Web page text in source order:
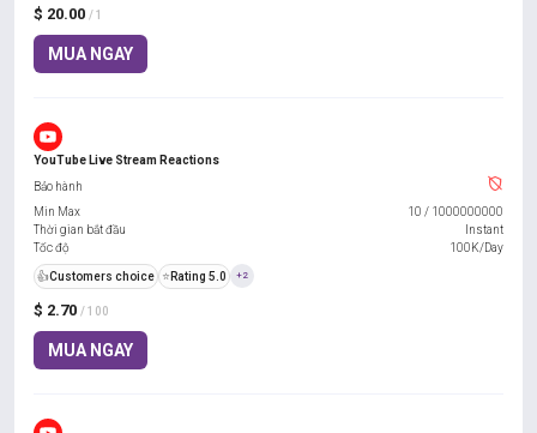
$ 20.00 / 1
MUA NGAY
YouTube Live Stream Reactions
$ 2.70 / 100
MUA NGAY
Bảo hành
Min Max
10 / 1000000000
Thời gian bắt đầu
Instant
Tốc độ
100K/Day
👍Customers choice ⭐ Rating 5.0 +2